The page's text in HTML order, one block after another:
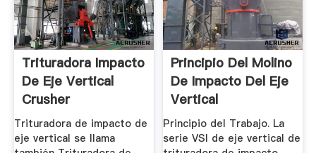
Trituradora Impacto
De Eje Vertical
Crusher
Trituradora de impacto de
eje vertical se llama
Principio Del Molino
De Impacto Del Eje
Vertical
Principio del Trabajo. La
serie VSI de eje vertical de